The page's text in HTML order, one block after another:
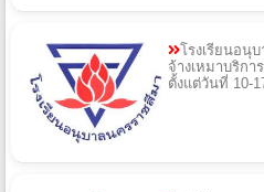
โรงเรียนอนุ
จ้างเหมาบริกา
ตั้งแต่วันที่ 10-